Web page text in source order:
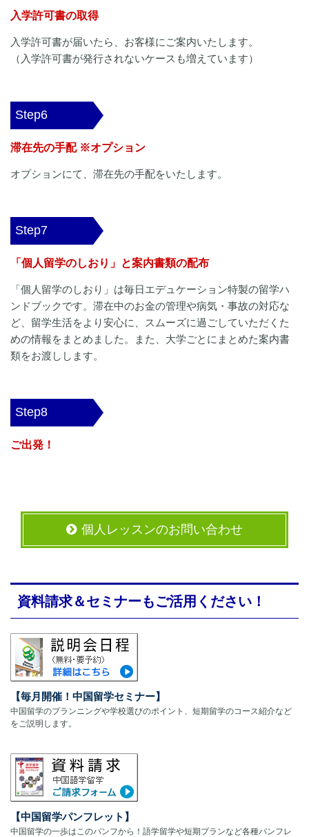
入学許可書の取得
入学許可書が届いたら、お客様にご案内いたします。
（入学許可書が発行されないケースも増えています）
Step6
滞在先の手配 ※オプション
オプションにて、滞在先の手配をいたします。
Step7
「個人留学のしおり」と案内書類の配布
「個人留学のしおり」は毎日エデュケーション特製の留学ハ
ンドブックです。滞在中のお金の管理や病気・事故の対応な
ど、留学生活をより安心に、スムーズに過ごしていただくた
めの情報をまとめました。また、大学ごとにまとめた案内書
類をお渡しします。
Step8
ご出発！
個人レッスンのお問い合わせ
資料請求＆セミナーもご活用ください！
【毎月開催！中国留学セミナー】
中国留学のプランニングや学校選びのポイント、短期留学のコース紹介など
をご説明します。
【中国留学パンフレット】
中国留学の一歩はこのパンフから！語学留学や短期プランなど各種パンフレ